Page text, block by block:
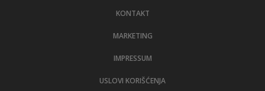
KONTAKT
MARKETING
IMPRESSUM
USLOVI KORIŠĆENJA